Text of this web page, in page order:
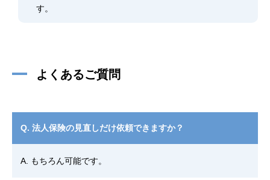
す。
よくあるご質問
Q. 法人保険の見直しだけ依頼できますか？
A. もちろん可能です。